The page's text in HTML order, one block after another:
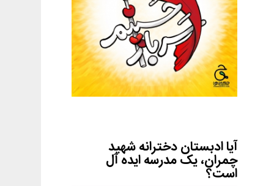
آیا ادبستان دخترانه شهید
چمران، یک مدرسه ایده آل
است؟